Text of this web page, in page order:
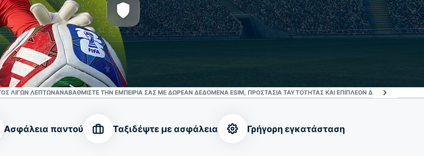
ΛΊΓΩΝ ΛΕΠΤΏΝΑΝΑΒΑΘΜΊΣΤΕ ΤΗΝ ΕΜΠΕΙΡΊΑ ΣΑΣ ΜΕ ΔΩΡΕΆΝ ΔΕΔΟΜΈΝΑ ESIM, ΠΡΟΣΤΑΣΊΑ ΤΑΥΤΌΤΗΤΑΣ ΚΑΙ ΕΠΙΠΛΈΟΝ ΔΥΝΑΤΌΤΗΤΕΣ
Ασφάλεια παντού Ταξιδέψτε με ασφάλεια Γρήγορη εγκατάσταση